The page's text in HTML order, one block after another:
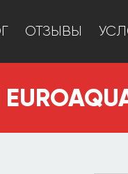
ОТЗЫВЫ